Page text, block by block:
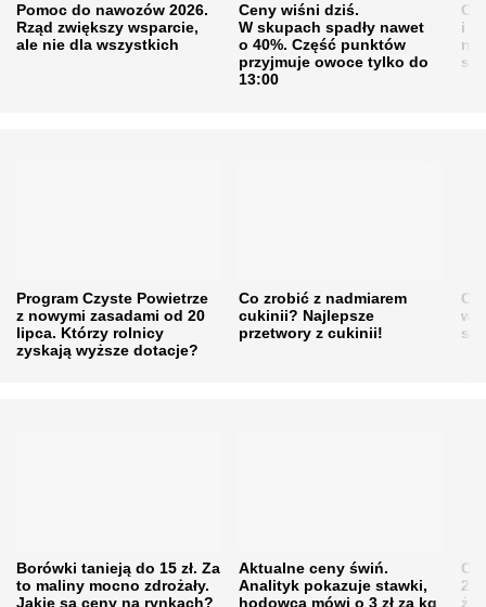
Pomoc do nawozów 2026.
Rząd zwiększy wsparcie,
ale nie dla wszystkich
Ceny wiśni dziś.
W skupach spadły nawet
o 40%. Część punktów
przyjmuje owoce tylko do
13:00
i
Program Czyste Powietrze
z nowymi zasadami od 20
lipca. Którzy rolnicy
zyskają wyższe dotacje?
Co zrobić z nadmiarem
cukinii? Najlepsze
przetwory z cukinii!
w
Borówki tanieją do 15 zł. Za
to maliny mocno zdrożały.
Jakie są ceny na rynkach?
Aktualne ceny świń.
Analityk pokazuje stawki,
hodowca mówi o 3 zł za kg